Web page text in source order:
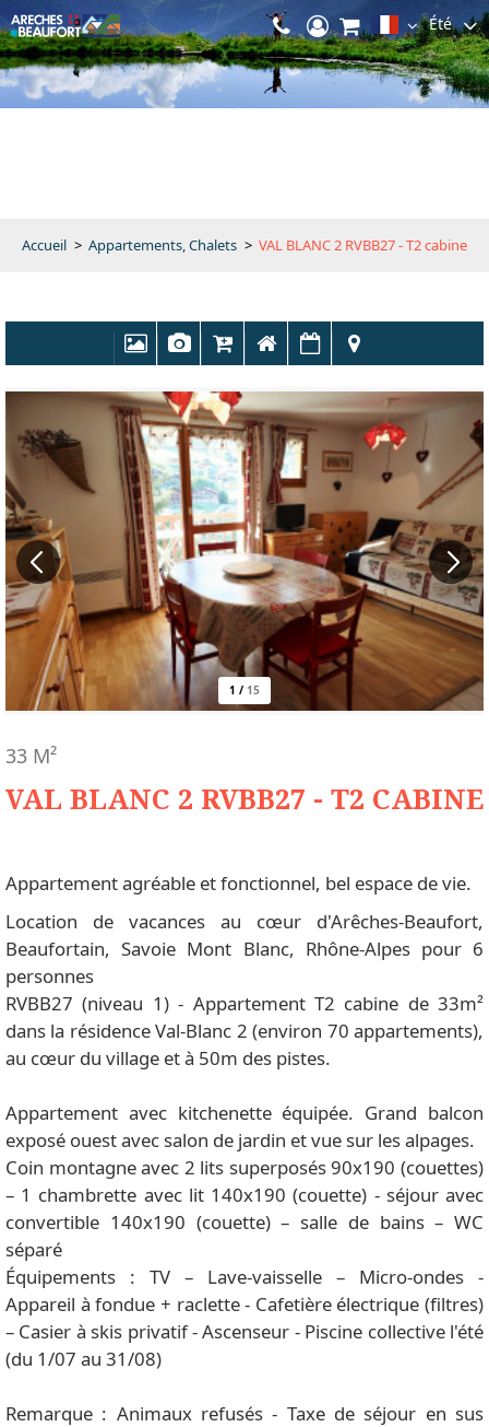
Été
Accueil > Appartements, Chalets > VAL BLANC 2 RVBB27 - T2 cabine
1 / 15
VAL BLANC 2 RVBB27 - T2 CABINE
33 M²
Appartement agréable et fonctionnel, bel espace de vie.
Location de vacances au cœur d'Arêches-Beaufort,
Beaufortain, Savoie Mont Blanc, Rhône-Alpes pour 6
personnes
RVBB27 (niveau 1) - Appartement T2 cabine de 33m²
dans la résidence Val-Blanc 2 (environ 70 appartements),
au cœur du village et à 50m des pistes.
Appartement avec kitchenette équipée. Grand balcon
exposé ouest avec salon de jardin et vue sur les alpages.
Coin montagne avec 2 lits superposés 90x190 (couettes)
– 1 chambrette avec lit 140x190 (couette) - séjour avec
convertible 140x190 (couette) – salle de bains – WC
séparé
Équipements : TV – Lave-vaisselle – Micro-ondes -
Appareil à fondue + raclette - Cafetière électrique (filtres)
– Casier à skis privatif - Ascenseur - Piscine collective l'été
(du 1/07 au 31/08)
Remarque : Animaux refusés - Taxe de séjour en sus